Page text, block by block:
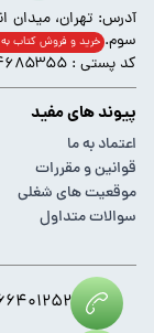
سوم. خرید و فروش کتاب
کد پستی : ۱۳۱۴۶۸۵۳۵۵
پیوند های مفید
اعتماد به ما
قوانین و مقررات
موقعیت های شغلی
سوالات متداول
۰۲۱-